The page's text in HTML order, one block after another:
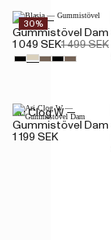
30%
Blasia —
Gummistövel Dam
1 049 SEK1 499 SEK
Ari Clog W —
Gummistövel Dam
1 199 SEK